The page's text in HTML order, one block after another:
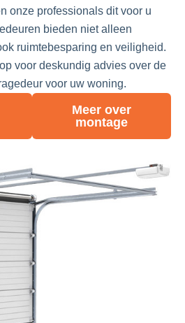
onze professionals dit voor u
bieden niet alleen
ruimtebesparing en veiligheid.
voor deskundig advies over de
voor uw woning.
Meer over
montage